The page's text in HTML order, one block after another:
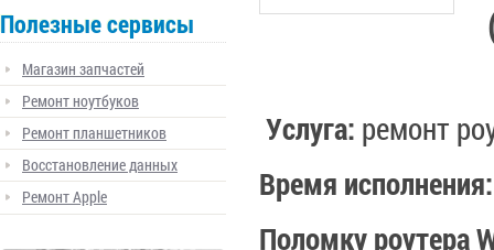
Услуга: ремонт
Время
Поломку роутера
Полезные сервисы
Магазин запчастей
Ремонт ноутбуков
Ремонт планшетников
Восстановление данных
Ремонт Apple